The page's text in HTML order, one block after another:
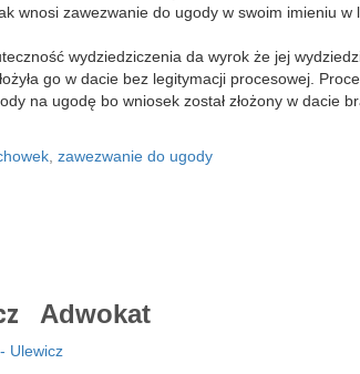
wnosi zawezwanie do ugody w swoim imieniu
wydziedziczenia da wyrok że jej
go w dacie bez legitymacji procesowej.
na ugodę bo wniosek został złożony w dacie
zawezwanie do ugody
Adwokat
Ulewicz